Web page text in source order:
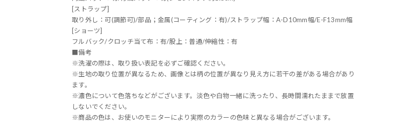
[ストラップ]
取り外し：可(調節可)/部品；金属(コーティング：有)/ストラップ幅：A-D10mm幅/E-F13mm幅
[ショーツ]
フルバック/クロッチ当て布：有/股上：普通/伸縮性：有
■備考
※洗濯の際は、取り扱い表記を必ずご確認ください。
※生地の取り位置が異なるため、画像とは柄の位置が異なり見え方に若干の差がある場合があり
ます。
※濃色について色落ちなどがございます。淡色や白物一緒に洗ったり、長時間濡れたままで放置
しないでください。
※商品の色は、お使いのモニターにより実際のカラーの色味と異なる場合がございます。